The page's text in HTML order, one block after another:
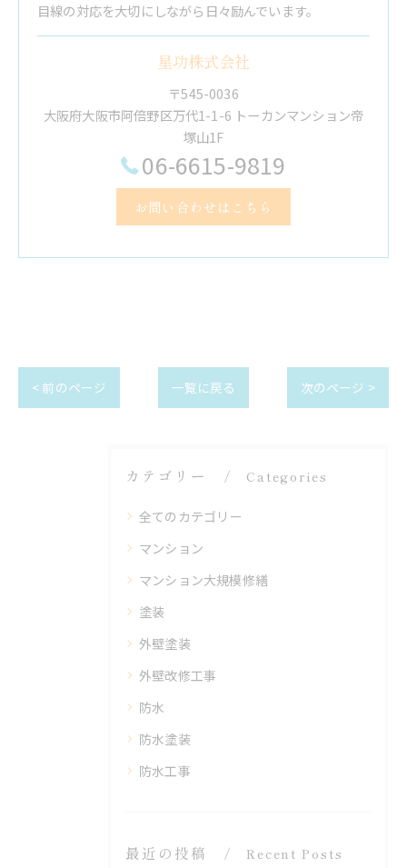
目線の対応を大切にしながら日々励んでいます。
星功株式会社
〒545-0036
大阪府大阪市阿倍野区万代1-1-6 トーカンマンション帝
塚山1F
06-6615-9819
お問い合わせはこちら
< 前のページ 一覧に戻る 次のページ >
カテゴリー Categories
全てのカテゴリー
マンション
マンション大規模修繕
塗装
外壁塗装
外壁改修工事
防水
防水塗装
防水工事
最近の投稿 Recent Posts